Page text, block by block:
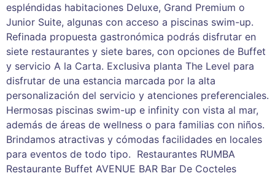
espléndidas habitaciones Deluxe, Grand Premium o
Junior Suite, algunas con acceso a piscinas swim-up.
Refinada propuesta gastronómica podrás disfrutar en
siete restaurantes y siete bares, con opciones de Buffet
y servicio A la Carta. Exclusiva planta The Level para
disfrutar de una estancia marcada por la alta
personalización del servicio y atenciones preferenciales.
Hermosas piscinas swim-up e infinity con vista al mar,
además de áreas de wellness o para familias con niños.
Brindamos atractivas y cómodas facilidades en locales
para eventos de todo tipo. Restaurantes RUMBA
Restaurante Buffet AVENUE BAR Bar De Cocteles